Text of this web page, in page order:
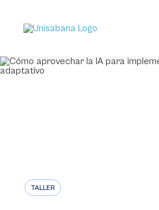
contenido
principal
TALLER